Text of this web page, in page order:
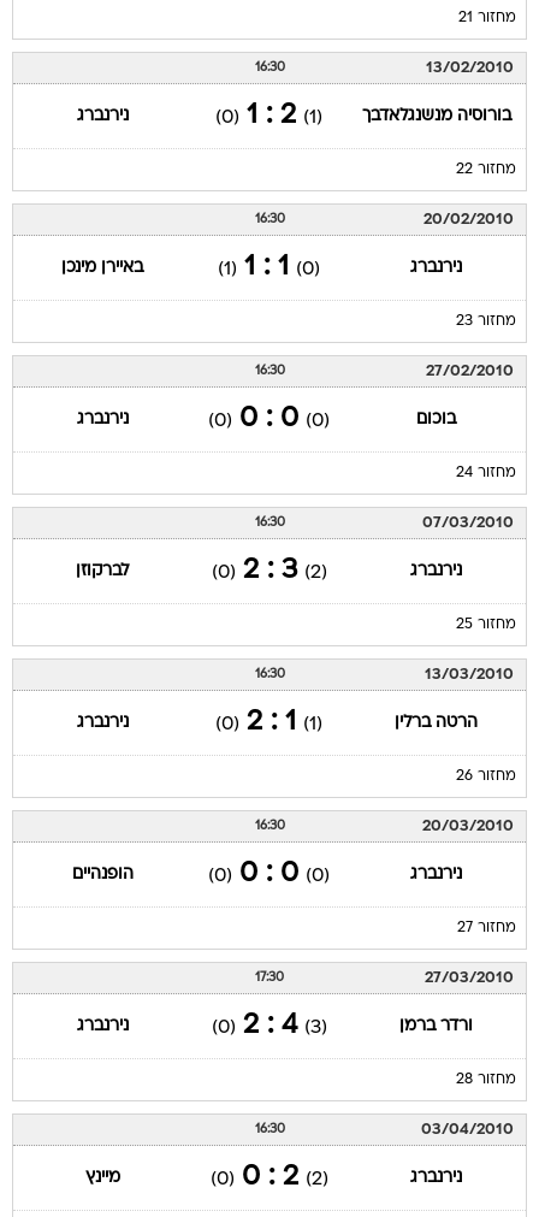
מחזור 21
13/02/2010
16:30
בורוסיה מנשנגלאדבך (1)
2 : 1
(0) נירנברג
מחזור 22
20/02/2010
16:30
נירנברג (0)
1 : 1
(1) באיירן מינכן
מחזור 23
27/02/2010
16:30
בוכום (0)
0 : 0
(0) נירנברג
מחזור 24
07/03/2010
16:30
נירנברג (2)
3 : 2
(0) לברקוזן
מחזור 25
13/03/2010
16:30
הרטה ברלין (1)
1 : 2
(0) נירנברג
מחזור 26
20/03/2010
16:30
נירנברג (0)
0 : 0
(0) הופנהיים
מחזור 27
27/03/2010
17:30
ורדר ברמן (3)
4 : 2
(0) נירנברג
מחזור 28
03/04/2010
16:30
נירנברג (2)
2 : 0
(0) מיינץ